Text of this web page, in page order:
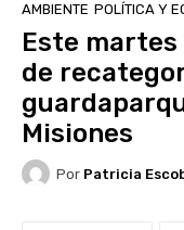
AMBIENTE POLÍTICA Y
Este
de
Misiones
Por Patricia